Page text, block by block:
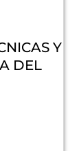
Y
DEL